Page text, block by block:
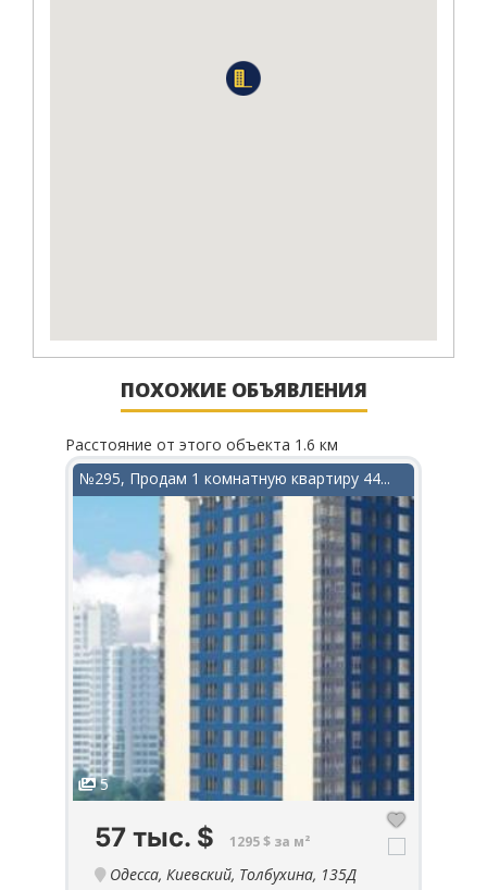
ПОХОЖИЕ ОБЪЯВЛЕНИЯ
Расстояние от этого объекта 1.6 км
№295, Продам 1 комнатную квартиру 44...
5
57 тыс. $ 1295 $ за м²
Одесса, Киевский, Толбухина, 135Д